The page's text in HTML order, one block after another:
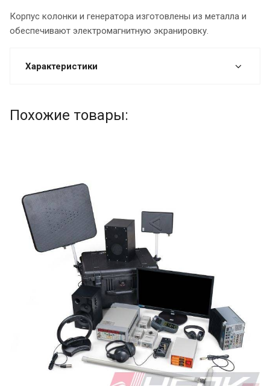
Корпус колонки и генератора изготовлены из металла и
обеспечивают электромагнитную экранировку.
Характеристики
Похожие товары: